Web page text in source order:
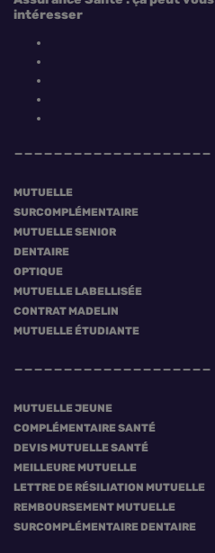
MUTUELLE
SURCOMPLÉMENTAIRE
MUTUELLE SENIOR
DENTAIRE
OPTIQUE
MUTUELLE LABELLISÉE
CONTRAT MADELIN
MUTUELLE ÉTUDIANTE
MUTUELLE JEUNE
COMPLÉMENTAIRE SANTÉ
DEVIS MUTUELLE SANTÉ
MEILLEURE MUTUELLE
LETTRE DE RÉSILIATION MUTUELLE
REMBOURSEMENT MUTUELLE
SURCOMPLÉMENTAIRE DENTAIRE
intéresser